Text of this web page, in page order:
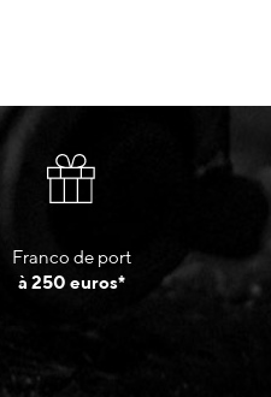
Franco de port
à 250 euros*